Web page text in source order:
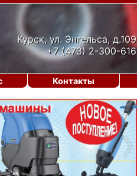
Курск, ул. Энгельса, д.109
+7 (473) 2-300-616
›
Контакты